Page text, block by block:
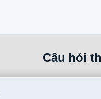
Câu hỏi